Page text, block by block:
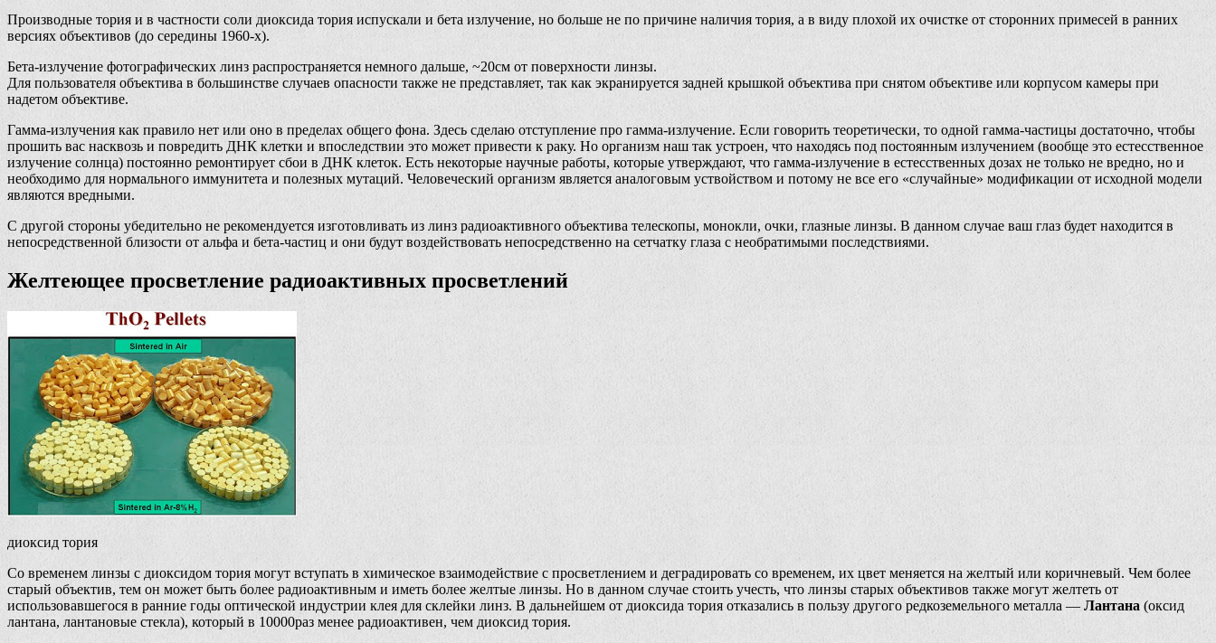
Производные тория и в частности соли диоксида тория испускали и бета излучение, но больше не по причине наличия тория, а в виду плохой их очистке от сторонних примесей в ранних
версиях объективов (до середины 1960-х).
Бета-излучение фотографических линз распространяется немного дальше, ~20см от поверхности линзы.
Для пользователя объектива в большинстве случаев опасности также не представляет, так как экранируется задней крышкой объектива при снятом объективе или корпусом камеры при
надетом объективе.
Гамма-излучения как правило нет или оно в пределах общего фона. Здесь сделаю отступление про гамма-излучение. Если говорить теоретически, то одной гамма-частицы достаточно, чтобы
прошить вас насквозь и повредить ДНК клетки и впоследствии это может привести к раку. Но организм наш так устроен, что находясь под постоянным излучением (вообще это естесственное
излучение солнца) постоянно ремонтирует сбои в ДНК клеток. Есть некоторые научные работы, которые утверждают, что гамма-излучение в естесственных дозах не только не вредно, но и
необходимо для нормального иммунитета и полезных мутаций. Человеческий организм является аналоговым уствойством и потому не все его «случайные» модификации от исходной модели
являются вредными.
С другой стороны убедительно не рекомендуется изготовливать из линз радиоактивного объектива телескопы, монокли, очки, глазные линзы. В данном случае ваш глаз будет находится в
непосредственной близости от альфа и бета-частиц и они будут воздействовать непосредственно на сетчатку глаза с необратимыми последствиями.
Желтеющее просветление радиоактивных просветлений
диоксид тория
Со временем линзы с диоксидом тория могут вступать в химическое взаимодействие с просветлением и деградировать со временем, их цвет меняется на желтый или коричневый. Чем более
старый объектив, тем он может быть более радиоактивным и иметь более желтые линзы. Но в данном случае стоить учесть, что линзы старых объективов также могут желтеть от
использовавшегося в ранние годы оптической индустрии клея для склейки линз. В дальнейшем от диоксида тория отказались в пользу другого редкоземельного металла —Лантана (оксид
лантана, лантановые стекла), который в 10000раз менее радиоактивен, чем диоксид тория.